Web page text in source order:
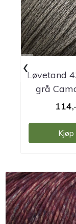
Løvetand
grå
114,-
Kjøp
‹